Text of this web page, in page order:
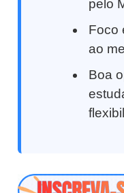
pelo
Foco
ao
Boa